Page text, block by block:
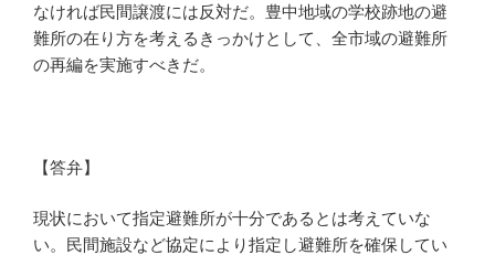
なければ民間譲渡には反対だ。豊中地域の学校跡地の避
難所の在り方を考えるきっかけとして、全市域の避難所
の再編を実施すべきだ。
【答弁】
現状において指定避難所が十分であるとは考えていな
い。民間施設など協定により指定し避難所を確保してい